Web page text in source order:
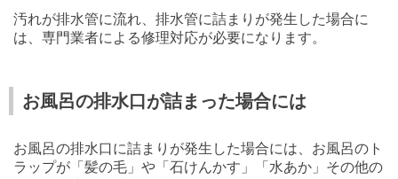
汚れが排水管に流れ、排水管に詰まりが発生した場合に
は、専門業者による修理対応が必要になります。
お風呂の排水口が詰まった場合には
お風呂の排水口に詰まりが発生した場合には、お風呂のト
ラップが「髪の毛」や「石けんかす」「水あか」その他の